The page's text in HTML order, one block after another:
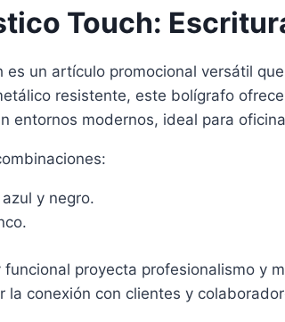
Touch:
es un artículo promocional versátil
resistente, este bolígrafo
entornos modernos, ideal para
y negro.
proyecta profesionalismo y
la conexión con clientes y